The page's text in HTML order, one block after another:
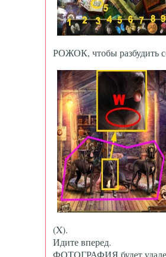
РОЖОК, чтобы разбудить
(X).
Идите вперед.